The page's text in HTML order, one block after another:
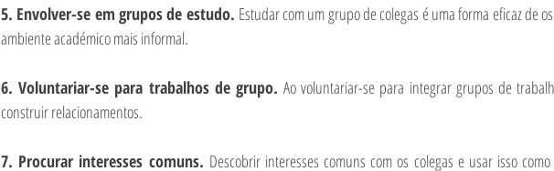
5. Envolver-se em grupos de estudo. Estudar com um grupo de colegas é uma forma eficaz de
ambiente académico mais informal.
6. Voluntariar-se para trabalhos de grupo. Ao voluntariar-se para integrar grupos de
construir relacionamentos.
7. Procurar interesses comuns. Descobrir interesses comuns com os colegas e usar isso